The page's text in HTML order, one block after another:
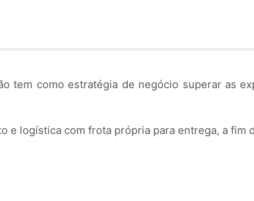
tem como estratégia de negócio superar as
e logística com frota própria para entrega, a